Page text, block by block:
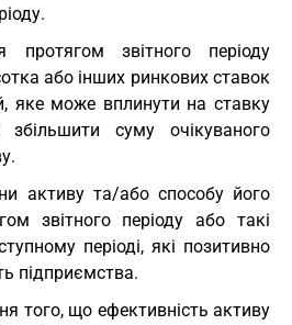
протягом звітного періоду
або інших ринкових ставок
яке може вплинути на ставку
суму очікуваного
активу та/або способу його
звітного періоду або такі
періоді, які позитивно
підприємства.
того, що ефективність активу